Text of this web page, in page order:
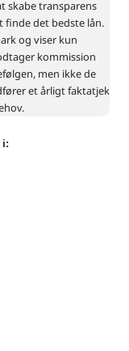
valgte
har en
5 stjerner på
på et
efter
af flere
skabe transparens
finde det bedste lån.
og viser kun
kommission
men ikke de
et årligt faktatjek
i: